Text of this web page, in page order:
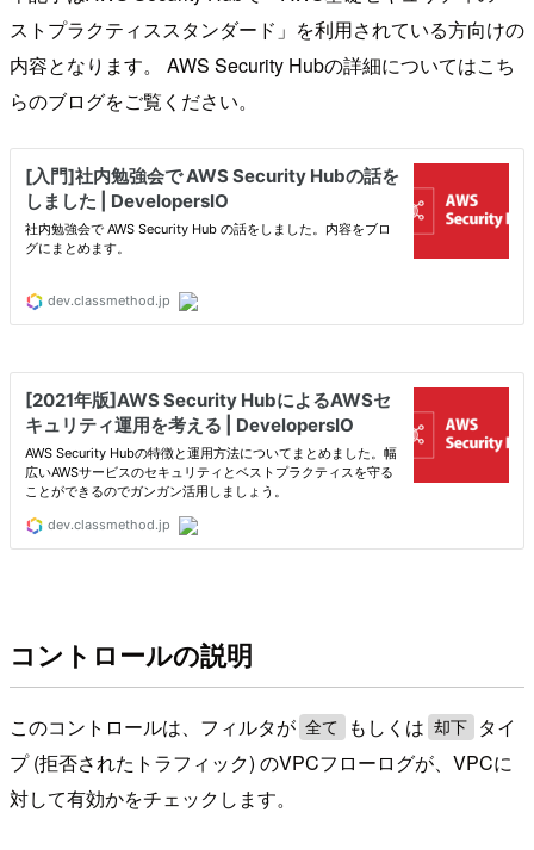
ストプラクティススタンダード」を利用されている方向けの
内容となります。 AWS Security Hubの詳細についてはこち
らのブログをご覧ください。
コントロールの説明
このコントロールは、フィルタが 全て もしくは 却下
タイ
プ (拒否されたトラフィック) のVPCフローログが、VPCに
対して有効かをチェックします。